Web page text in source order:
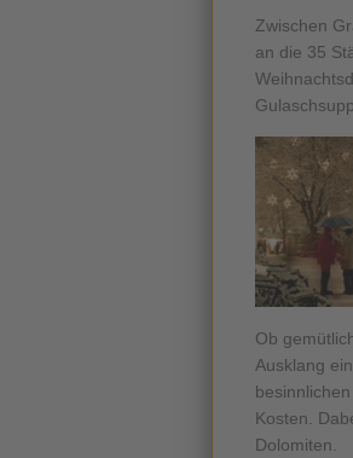
Zwischen
an die 35
Ob
Ausklang
Kosten.
Dolomiten.